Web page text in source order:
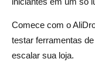
Comece com o
testar ferramentas
escalar sua loja.